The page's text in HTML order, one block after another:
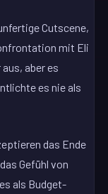
Cutscene,
mit Eli
aber es
es nie als
das Ende
Gefühl von
als Budget-